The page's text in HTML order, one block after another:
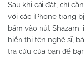
Sau khi cài đặt, chỉ
với các iPhone trang
bấm vào nút Shazam.
hiển thị tên nghệ sĩ,
tra cứu của bạn để